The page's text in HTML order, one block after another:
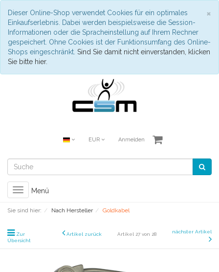
×
Dieser Online-Shop verwendet Cookies für ein optimales
Einkaufserlebnis. Dabei werden beispielsweise die Session-
Informationen oder die Spracheinstellung auf Ihrem Rechner
gespeichert. Ohne Cookies ist der Funktionsumfang des Online-
Shops eingeschränkt. Sind Sie damit nicht einverstanden, klicken
Sie bitte hier.
EUR Anmelden
Toggle
navigation
Menü
Sie sind hier: Nach Hersteller Goldkabel
Zur
Übersicht
Artikel zurück Artikel 27 von 28 nächster Artikel